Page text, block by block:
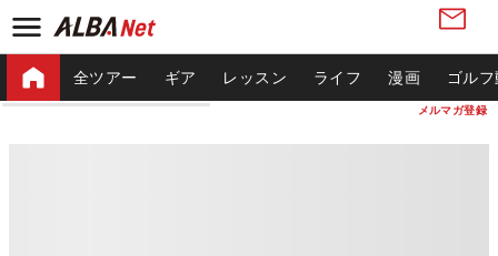
メルマガ登録
全ツアー ギア レッスン ライフ 漫画 ゴル